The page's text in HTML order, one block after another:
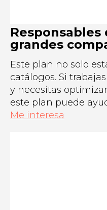
Responsables
grandes
Este plan no solo
catálogos. Si
y necesitas
este plan puede
Me interesa